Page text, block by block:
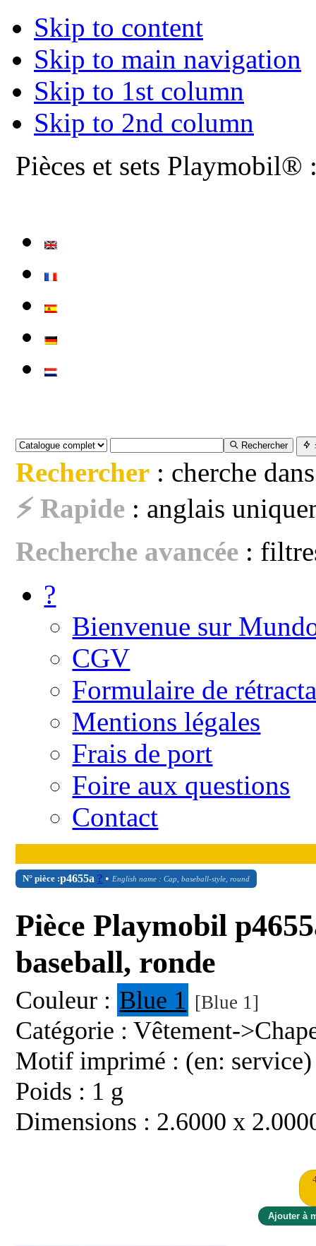
Skip to content
Skip to main navigation
Skip to 1st column
Skip to 2nd column
Pièces et sets Playmobil®
Rechercher
Rechercher : cherche
⚡ Rapide : anglais
Recherche avancée :
?
Bienvenue sur
CGV
Formulaire de
Mentions légales
Frais de port
Foire aux questions
Contact
N° pièce :p4655a ? •English name : Cap, baseball-style, round
Pièce Playmobil
baseball, ronde
Couleur : Blue 1 [Blue 1]
Catégorie : Vêtement-
Motif imprimé : (en: service)
Poids : 1 g
Dimensions : 2.6000 x